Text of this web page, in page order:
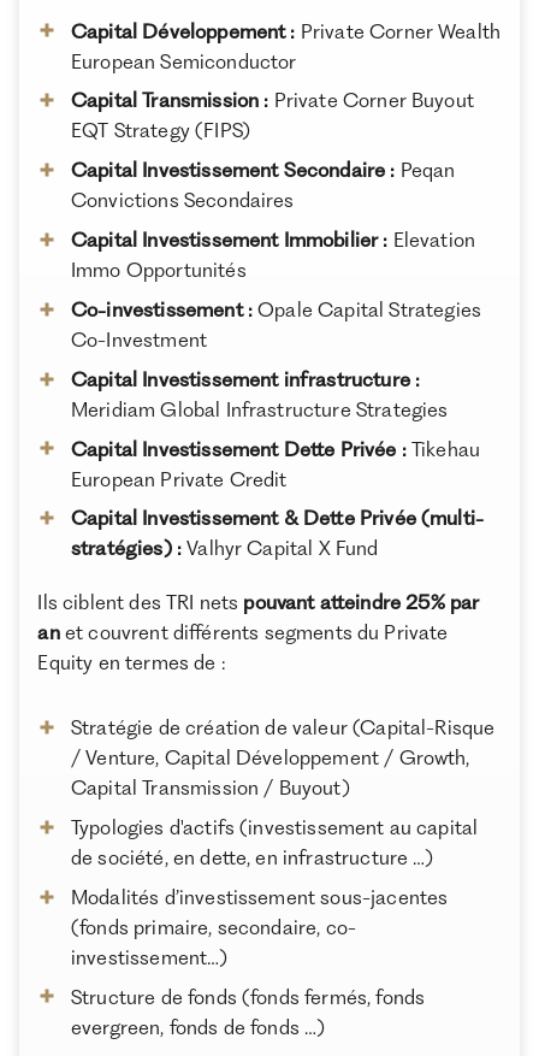
À propos de Ramify
Ramify est l’alternative digitale à la banque privée.
expertise patrimoniale, technologie et sélection
rigoureuse des meilleurs produits du marché, dans
une logique de performance à long terme.
Capital Développement : Private Corner Wealth
European Semiconductor
Capital Transmission : Private Corner Buyout
EQT Strategy (FIPS)
Capital Investissement Secondaire : Peqan
Convictions Secondaires
Capital Investissement Immobilier : Elevation
Immo Opportunités
Co-investissement : Opale Capital Strate⁠gies
Co-Investment
Capital Investissement infrastructure :
Meridiam Global Infrastructure Strate⁠gies
Capital Investissement Dette Privée :Tikehau
European Private Credit
Capital Investissement & Dette Privée (multi-
stratégies) : Valhyr Capital X Fund
Ils ciblent des TRI nets pouvant atteindre 25% par
anet couvrent différents segments du Private
Equity en termes de :
Stratégie de création de valeur (Capital-Risque
/ Venture, Capital Développement / Growth,
Capital Transmission / Buyout)
Typologies d'actifs (investissement au capital
de société, en dette, en infrastructure …)
Modalités d’investissement sous-jacentes
(fonds primaire, secondaire, co-
investissement…)
Structure de fonds (fonds fermés, fonds
evergreen, fonds de fonds …)